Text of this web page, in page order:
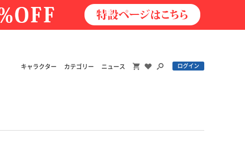
キャラクター カテゴリー ニュース ログイン